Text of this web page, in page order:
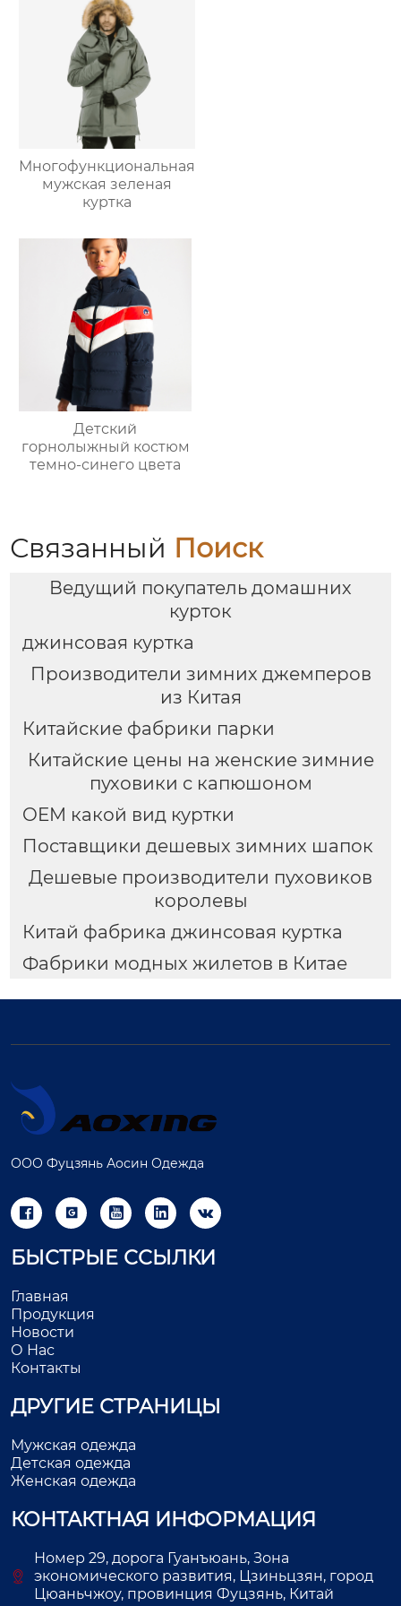
Многофункциональная
мужская зеленая
куртка
Детский
горнолыжный костюм
темно-синего цвета
Связанный Поиск
Ведущий покупатель домашних
курток
джинсовая куртка
Производители зимних джемперов
из Китая
Китайские фабрики парки
Китайские цены на женские зимние
пуховики с капюшоном
OEM какой вид куртки
Поставщики дешевых зимних шапок
Дешевые производители пуховиков
королевы
Китай фабрика джинсовая куртка
Фабрики модных жилетов в Китае
ООО Фуцзянь Аосин Одежда
    
БЫСТРЫЕ ССЫЛКИ
Главная
Продукция
Новости
О Нас
Контакты
ДРУГИЕ СТРАНИЦЫ
Мужская одежда
Детская одежда
Женская одежда
КОНТАКТНАЯ ИНФОРМАЦИЯ
Номер 29, дорога Гуанъюань, Зона
экономического развития, Цзиньцзян, город
Цюаньчжоу, провинция Фуцзянь, Китай